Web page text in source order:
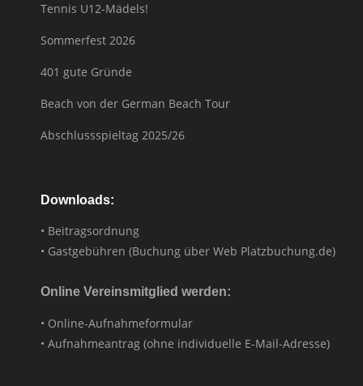
Tennis U12-Mädels!
Sommerfest 2026
401 gute Gründe
Beach von der German Beach Tour
Abschlussspieltag 2025/26
Downloads:
• Beitragsordnung
• Gastgebühren (Buchung über Web Platzbuchung.de)
Online Vereinsmitglied werden:
• Online-Aufnahmeformular
• Aufnahmeantrag (ohne individuelle E-Mail-Adresse)